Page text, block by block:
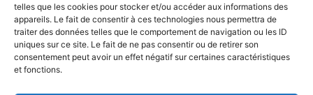
telles que les cookies pour stocker et/ou accéder aux informations des
appareils. Le fait de consentir à ces technologies nous permettra de
traiter des données telles que le comportement de navigation ou les ID
uniques sur ce site. Le fait de ne pas consentir ou de retirer son
consentement peut avoir un effet négatif sur certaines caractéristiques
et fonctions.